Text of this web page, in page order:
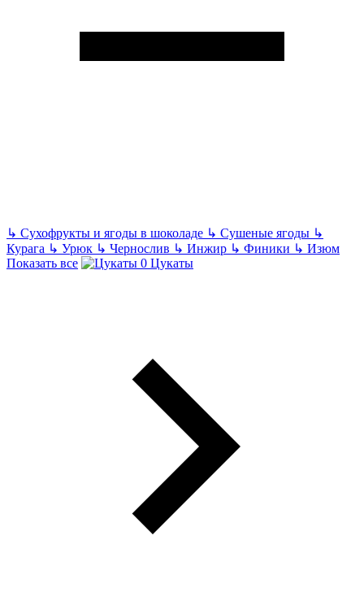
↳ Сухофрукты и ягоды в шоколаде ↳ Сушеные ягоды ↳
Курага ↳ Урюк ↳ Чернослив ↳ Инжир ↳ Финики ↳ Изюм
Показать все
Цукаты